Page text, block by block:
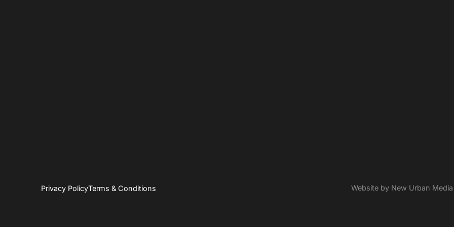
Privacy PolicyTerms & Conditions Website by New Urban Media